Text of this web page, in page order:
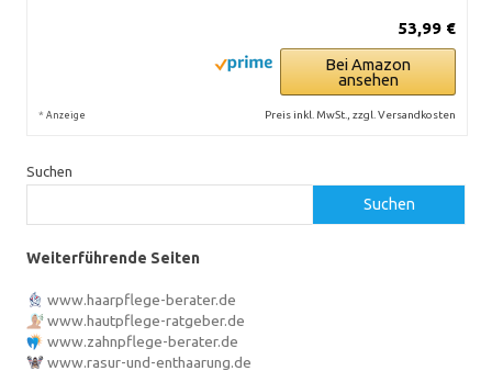
53,99 €
Bei Amazon
ansehen
* Anzeige Preis inkl. MwSt., zzgl. Versandkosten
Suchen
Suchen
Weiterführende Seiten
www.haarpflege-berater.de
www.hautpflege-ratgeber.de
www.zahnpflege-berater.de
www.rasur-und-enthaarung.de